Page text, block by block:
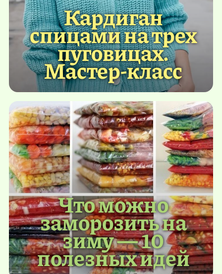
Кардиган
спицами на трех
пуговицах.
Мастер-класс
Что можно
заморозить на
зиму — 10
полезных идей